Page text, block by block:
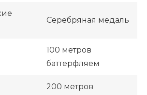
Серебряная медаль
100 метров
баттерфляем
200 метров